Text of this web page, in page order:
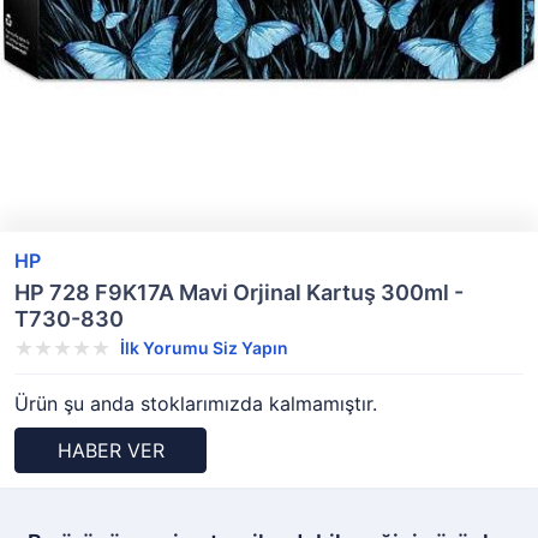
HP
HP 728 F9K17A Mavi Orjinal Kartuş 300ml -
T730-830
İlk Yorumu Siz Yapın
Ürün şu anda stoklarımızda kalmamıştır.
HABER VER